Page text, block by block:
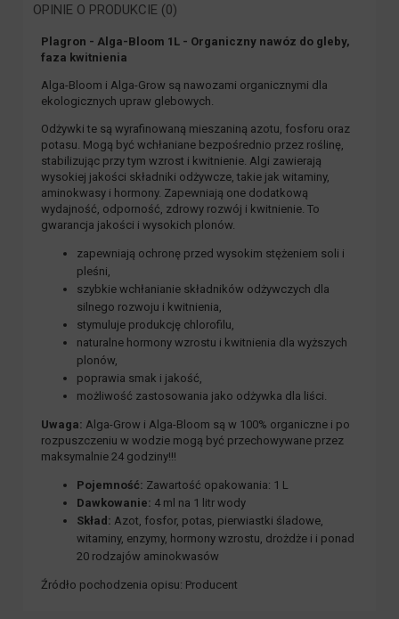
OPINIE O PRODUKCIE (0)
Plagron - Alga-Bloom 1L - Organiczny nawóz do gleby,
faza kwitnienia
Alga-Bloom i Alga-Grow są nawozami organicznymi dla
ekologicznych upraw glebowych.
Odżywki te są wyrafinowaną mieszaniną azotu, fosforu oraz
potasu. Mogą być wchłaniane bezpośrednio przez roślinę,
stabilizując przy tym wzrost i kwitnienie. Algi zawierają
wysokiej jakości składniki odżywcze, takie jak witaminy,
aminokwasy i hormony. Zapewniają one dodatkową
wydajność, odporność, zdrowy rozwój i kwitnienie. To
gwarancja jakości i wysokich plonów.
zapewniają ochronę przed wysokim stężeniem soli i
pleśni,
szybkie wchłanianie składników odżywczych dla
silnego rozwoju i kwitnienia,
stymuluje produkcję chlorofilu,
naturalne hormony wzrostu i kwitnienia dla wyższych
plonów,
poprawia smak i jakość,
możliwość zastosowania jako odżywka dla liści.
Uwaga: Alga-Grow i Alga-Bloom są w 100% organiczne i po
rozpuszczeniu w wodzie mogą być przechowywane przez
maksymalnie 24 godziny!!!
Pojemność: Zawartość opakowania: 1 L
Dawkowanie: 4 ml na 1 litr wody
Skład: Azot, fosfor, potas, pierwiastki śladowe,
witaminy, enzymy, hormony wzrostu, drożdże i i ponad
20 rodzajów aminokwasów
Źródło pochodzenia opisu: Producent